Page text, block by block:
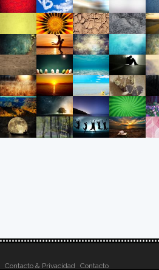
Contacto & Privacidad Contacto